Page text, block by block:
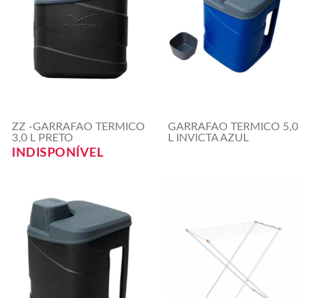
ZZ -GARRAFAO TERMICO
3,0 L PRETO
INDISPONÍVEL
GARRAFAO TERMICO 5,0
L INVICTA AZUL